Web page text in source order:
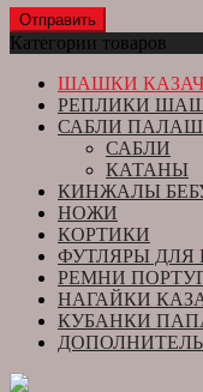
Категории товаров
ШАШКИ
РЕПЛИКИ
САБЛИ
САБЛИ
КАТАНЫ
КИНЖАЛЫ
НОЖИ
КОРТИКИ
ФУТЛЯРЫ
РЕМНИ
НАГАЙКИ
КУБАНКИ